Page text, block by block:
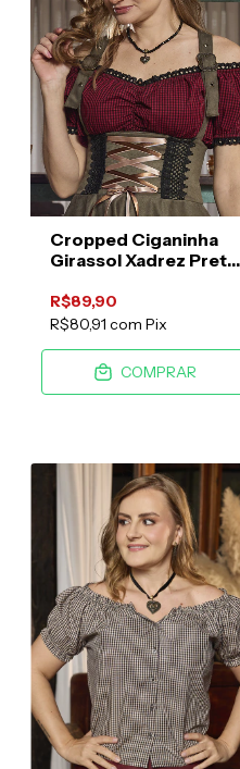
Cropped Ciganinha
Girassol Xadrez Preto
R$89,90
R$80,91 com Pix
COMPRAR